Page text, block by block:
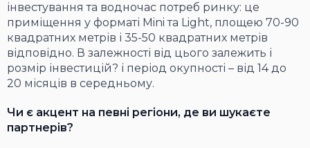
інвестування та водночас потреб ринку: це
приміщення у форматі Mini та Light, площею 70-90
квадратних метрів і 35-50 квадратних метрів
відповідно. В залежності від цього залежить і
розмір інвестицій? і період окупності – від 14 до
20 місяців в середньому.
Чи є акцент на певні регіони, де ви шукаєте
партнерів?